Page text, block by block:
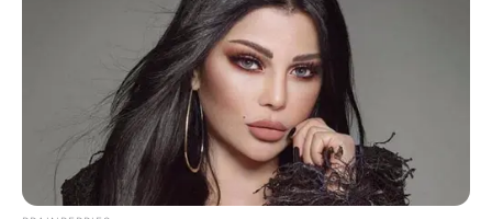
ACTIVAR AHORA
TEMAS DESTACADOS